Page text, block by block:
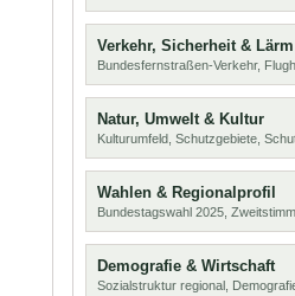
Verkehr, Sicherheit & Lärm
Bundesfernstraßen-Verkehr,
Natur, Umwelt & Kultur
Kulturumfeld, Schutzgebiete,
Wahlen & Regionalprofil
Bundestagswahl 2025,
Demografie & Wirtschaft
Sozialstruktur regional,